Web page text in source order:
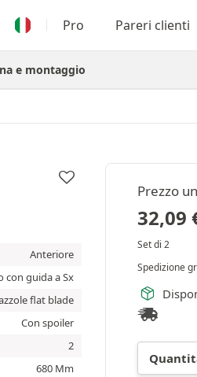
Pro Pareri clienti
e montaggio
Prezzo
32,09
Set di 2
Spedizione
Anteriore
con guida a Sx
flat blade
Con spoiler
2
680 Mm